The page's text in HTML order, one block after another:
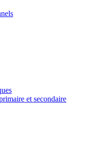
et secondaire